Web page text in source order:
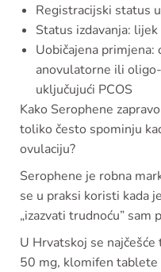
Registracijski status
Status izdavanja:
Uobičajena primjena:
anovulatorne ili
uključujući PCOS
Kako Serophene
toliko često spominju
ovulaciju?
Serophene je robna
se u praksi koristi kada
„izazvati trudnoću” sam
U Hrvatskoj se
50 mg, klomifen